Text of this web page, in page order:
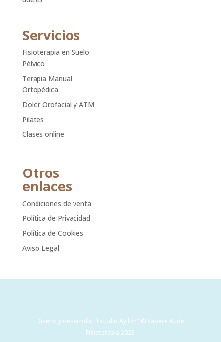
Servicios
Fisioterapia en Suelo
Pélvico
Terapia Manual
Ortopédica
Dolor Orofacial y ATM
Pilates
Clases online
Otros
enlaces
Condiciones de venta
Política de Privacidad
Política de Cookies
Aviso Legal
Diseño y desarrollo "Estudio Ayllón" © Sapere Aude
Fisioterapia 2023